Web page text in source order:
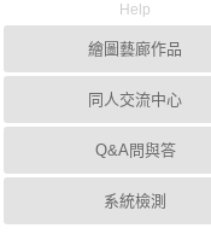
Help
繪圖藝廊作品
同人交流中心
Q&A問與答
系統檢測